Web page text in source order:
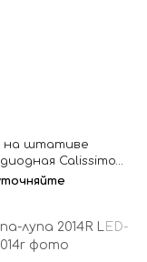
на штативе
Calissimo